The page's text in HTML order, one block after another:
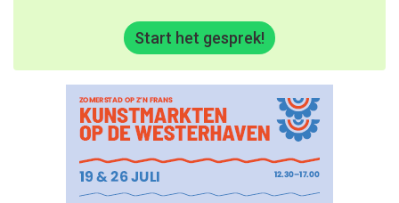
Start het gesprek!